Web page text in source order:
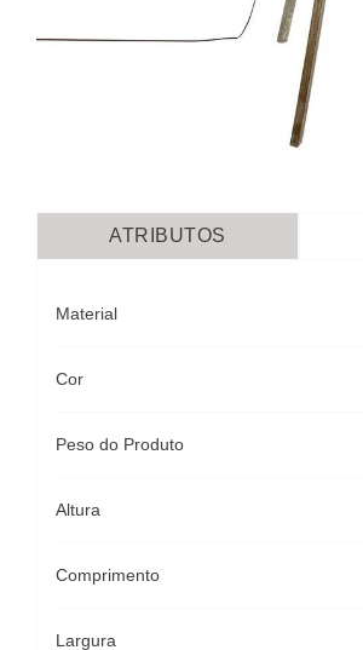
ATRIBUTOS
Material
Cor
Peso do Produto
Altura
Comprimento
Largura